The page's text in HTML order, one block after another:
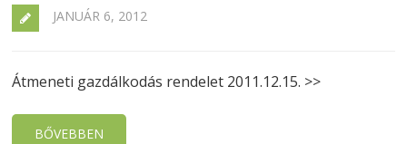
JANUÁR 6, 2012
Átmeneti gazdálkodás rendelet 2011.12.15. >>
BŐVEBBEN